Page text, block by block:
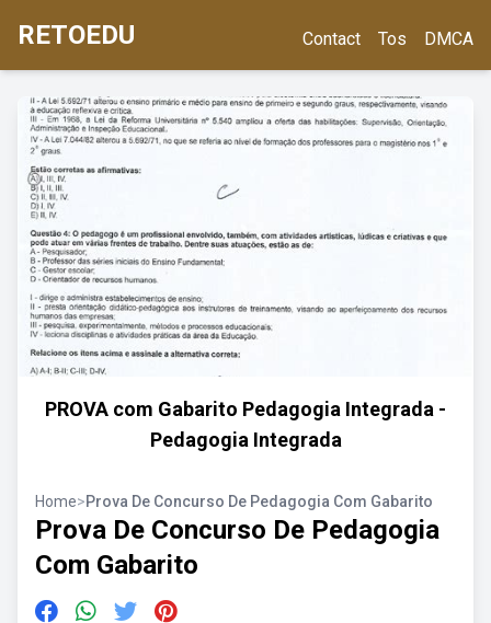
RETOEDU Contact Tos DMCA
PROVA com Gabarito Pedagogia Integrada -
Pedagogia Integrada
Home>Prova De Concurso De Pedagogia Com Gabarito
Prova De Concurso De Pedagogia
Com Gabarito